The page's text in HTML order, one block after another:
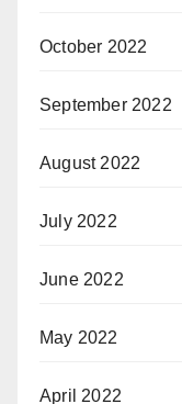
October 2022
September 2022
August 2022
July 2022
June 2022
May 2022
April 2022